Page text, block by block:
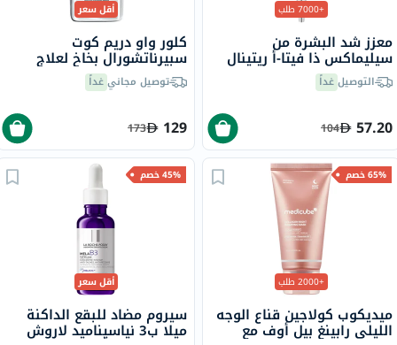
+7000 طلب
معزز شد البشرة من
سيليماكس ذا فيتا-أ ريتينال
شوت، 15 مل
التوصيلغداً
57.20
104
أقل سعر
كلور واو دريم كوت
سبيرناتشورال بخاخ لعلاج
تجعد الشعر، 200 مل
توصيل مجانيغداً
129
173
65% خصم
+2000 طلب
ميديكوب كولاجين قناع الوجه
الليلي رابينغ بيل أوف مع
45% خصم
أقل سعر
سيروم مضاد للبقع الداكنة
ميلا ب3 نياسيناميد لاروش